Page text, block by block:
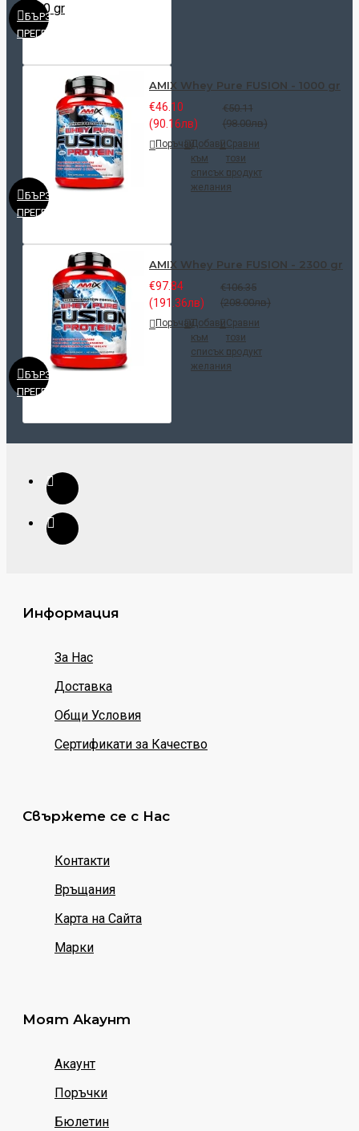
БЪРЗ
ПРЕГЛЕД
БЪРЗ
ПРЕГЛЕД
AMIX Whey Pure FUSION - 1000 gr
€46.10
(90.16лв)
€50.11
(98.00лв)
ПоръчайДобави
към
списък с
желания
Сравни
този
продукт
БЪРЗ
ПРЕГЛЕД
AMIX Whey Pure FUSION - 2300 gr
€97.84
(191.36лв)
€106.35
(208.00лв)
ПоръчайДобави
към
списък с
желания
Сравни
този
продукт
Информация
За Нас
Доставка
Общи Условия
Сертификати за Качество
Свържете се с Нас
Контакти
Връщания
Карта на Сайта
Марки
Моят Акаунт
Акаунт
Поръчки
Бюлетин